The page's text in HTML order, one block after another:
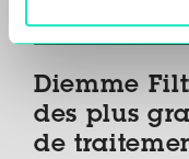
Diemme
des plus
de